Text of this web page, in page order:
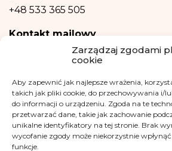
Zarządzaj zgodami
cookie
Aby zapewnić jak najlepsze wrażenia,
takich jak pliki cookie, do przechowywania i/
do informacji o urządzeniu. Zgoda na te
przetwarzać dane, takie jak zachowanie
unikalne identyfikatory na tej stronie. Brak
wycofanie zgody może niekorzystnie
funkcje.
+48 533 365 505
Kontakt mailowy
kontakt@fundacjakasisi.pl
Inspektor Danych Osobowych
Klaudia Kwiatkowska
iod@fundacjakasisi.pl